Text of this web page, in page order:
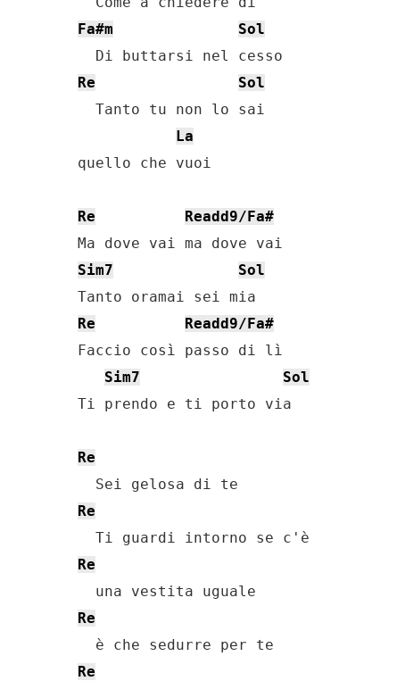
Fa#m
Sol
Re
Sol
  Tanto tu non lo sai
La
quello che vuoi
Re
Readd9/Fa#
Sim7
Sol
Re
Readd9/Fa#
Faccio così passo di lì
Sim7
Sol
Ti prendo e ti porto via
Re
Re
Re
Re
Re